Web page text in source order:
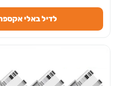
לדיל באלי